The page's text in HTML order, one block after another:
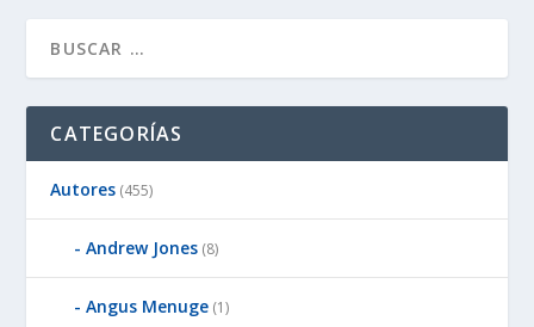
CATEGORÍAS
Autores (455)
Andrew Jones (8)
Angus Menuge (1)